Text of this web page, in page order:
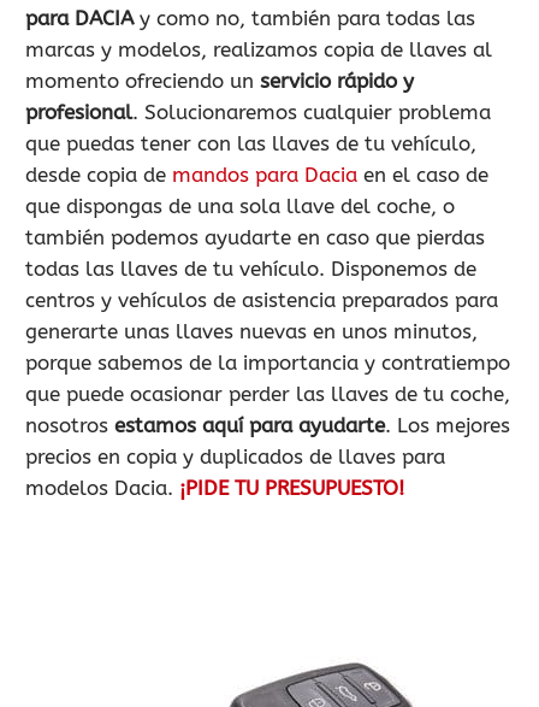
para DACIAy como no, también para todas las
marcas y modelos, realizamos copia de llaves al
momento ofreciendo un servicio rápido y
profesional. Solucionaremos cualquier problema
que puedas tener con las llaves de tu vehículo,
desde copia de mandos para Dacia en el caso de
que dispongas de una sola llave del coche, o
también podemos ayudarte en caso que pierdas
todas las llaves de tu vehículo. Disponemos de
centros y vehículos de asistencia preparados para
generarte unas llaves nuevas en unos minutos,
porque sabemos de la importancia y contratiempo
que puede ocasionar perder las llaves de tu coche,
nosotros estamos aquí para ayudarte. Los mejores
precios en copia y duplicados de llaves para
modelos Dacia. ¡PIDE TU PRESUPUESTO!